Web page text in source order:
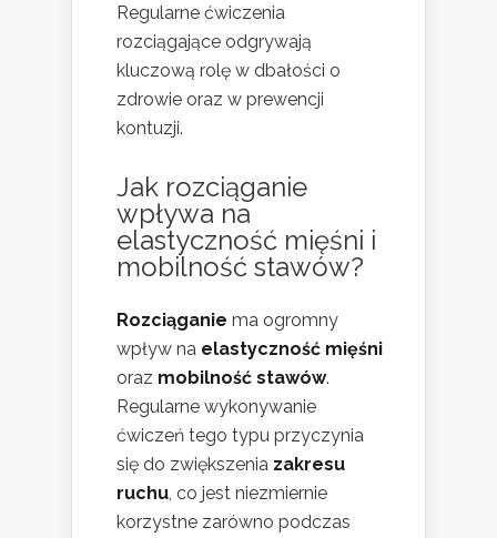
Regularne ćwiczenia
rozciągające odgrywają
kluczową rolę w dbałości o
zdrowie oraz w prewencji
kontuzji.
Jak rozciąganie
wpływa na
elastyczność mięśni i
mobilność stawów?
Rozciąganie ma ogromny
wpływ na elastyczność mięśni
oraz mobilność stawów.
Regularne wykonywanie
ćwiczeń tego typu przyczynia
się do zwiększenia zakresu
ruchu , co jest niezmiernie
korzystne zarówno podczas